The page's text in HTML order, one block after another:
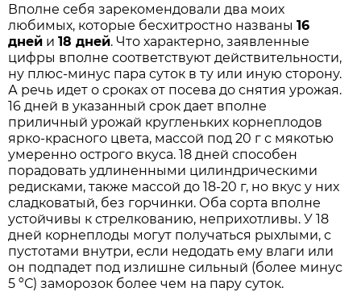
Вполне себя зарекомендовали два моих
любимых, которые бесхитростно названы16
дней и18 дней. Что характерно, заявленные
цифры вполне соответствуют действительности,
ну плюс-минус пара суток в ту или иную сторону.
А речь идет о сроках от посева до снятия урожая.
16 дней в указанный срок дает вполне
приличный урожай кругленьких корнеплодов
ярко-красного цвета, массой под 20 г с мякотью
умеренно острого вкуса. 18 дней способен
порадовать удлиненными цилиндрическими
редисками, также массой до 18-20 г, но вкус у них
сладковатый, без горчинки. Оба сорта вполне
устойчивы к стрелкованию, неприхотливы. У 18
дней корнеплоды могут получаться рыхлыми, с
пустотами внутри, если недодать ему влаги или
он подпадет под излишне сильный (более минус
5 ºС) заморозок более чем на пару суток.